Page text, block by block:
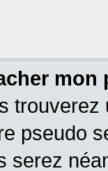
pseudo
serez